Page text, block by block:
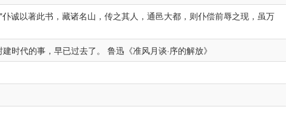
诚以著此书，藏诸名山，传之其人，通邑大都，则仆偿前辱之现，虽万
时代的事，早已过去了。 鲁迅《准风月谈·序的解放》